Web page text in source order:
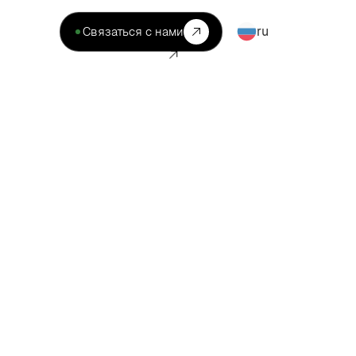
Связаться с нами ru